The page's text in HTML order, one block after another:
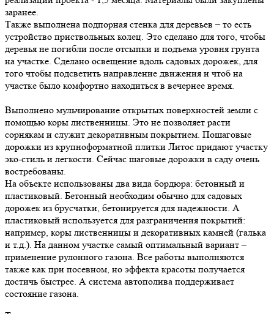
заранее.
Также выполнена подпорная стенка для деревьев – то есть
устройство приствольных колец. Это сделано для того, чтобы
деревья не погибли после отсыпки и подъема уровня грунта
на участке. Сделано освещение вдоль садовых дорожек, для
того чтобы подсветить направление движения и чтоб на
участке было комфортно находиться в вечернее время.
Выполнено мульчирование открытых поверхностей земли с
помощью коры лиственницы. Это не позволяет расти
сорнякам и служит декоративным покрытием. Пошаговые
дорожки из крупноформатной плитки Литос придают участку
эко-стиль и легкости. Сейчас шаговые дорожки в саду очень
востребованы.
На объекте использованы два вида бордюра: бетонный и
пластиковый. Бетонный необходим обычно для садовых
дорожек из брусчатки, бетонируется для надежности. А
пластиковый используется для разграничения покрытий:
например, коры лиственницы и декоративных камней (галька
и т.д.). На данном участке самый оптимальный вариант –
применение рулонного газона. Все работы выполняются
также как при посевном, но эффекта красоты получается
достичь быстрее. А система автополива поддерживает
состояние газона.